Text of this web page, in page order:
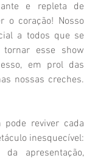
e repleta de
o coração! Nosso
a todos que se
esse show
em prol das
nossas creches.
pode reviver cada
inesquecível:
apresentação,